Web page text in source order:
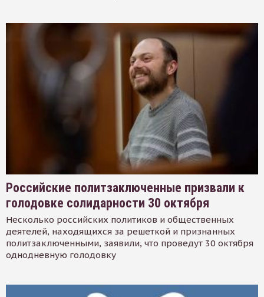
Российские политзаключенные призвали к
голодовке солидарности 30 октября
Несколько российских политиков и общественных
деятелей, находящихся за решеткой и признанных
политзаключенными, заявили, что проведут 30 октября
однодневную голодовку